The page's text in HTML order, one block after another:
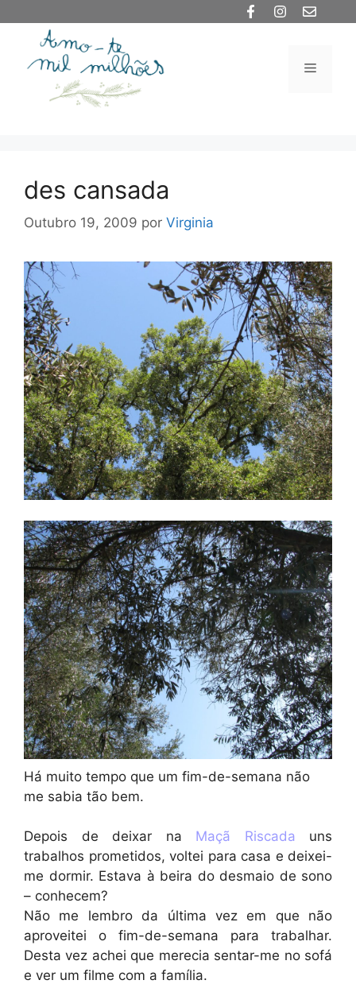
conteúdo
Menu
des cansada
Outubro 19, 2009 por Virginia
Há muito tempo que um fim-de-semana não
me sabia tão bem.
Depois de deixar na Maçã Riscada uns
trabalhos prometidos, voltei para casa e deixei-
me dormir. Estava à beira do desmaio de sono
– conhecem?
Não me lembro da última vez em que não
aproveitei o fim-de-semana para trabalhar.
Desta vez achei que merecia sentar-me no sofá
e ver um filme com a família.